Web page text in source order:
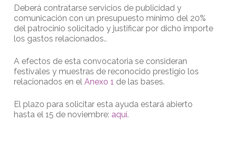
Deberá contratarse servicios de publicidad y
comunicación con un presupuesto mínimo del 20%
del patrocinio solicitado y justificar por dicho importe
los gastos relacionados..
A efectos de esta convocatoria se consideran
festivales y muestras de reconocido prestigio los
relacionados en el Anexo 1 de las bases.
El plazo para solicitar esta ayuda estará abierto
hasta el 15 de noviembre: aquí.